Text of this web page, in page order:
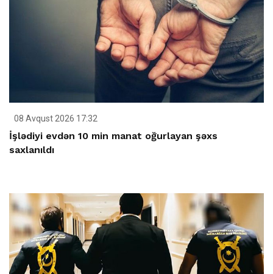
08 Avqust 2026 17:32
İşlədiyi evdən 10 min manat oğurlayan şəxs
saxlanıldı